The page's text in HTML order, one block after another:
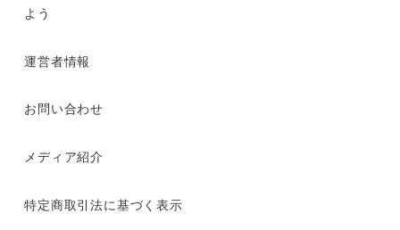
よう
運営者情報
お問い合わせ
メディア紹介
特定商取引法に基づく表示